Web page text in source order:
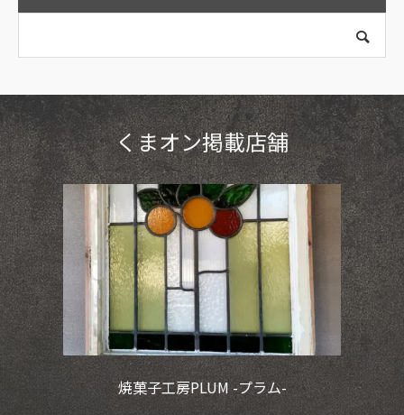
くまオン掲載店舗
焼菓子工房PLUM -プラム-